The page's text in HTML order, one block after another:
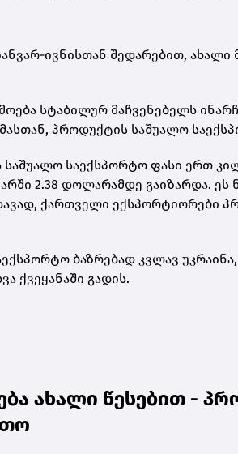
ივნისთან შედარებით,
სტაბილურ მაჩვენებელს
პროდუქტის საშუალო
საექსპორტო ფასი ერთ
2.38 დოლარამდე გაიზარდა. ეს
ქართველი ექსპორტიორები
ბაზრებად კვლავ
ქვეყანაში გადის.
ახალი წესებით -